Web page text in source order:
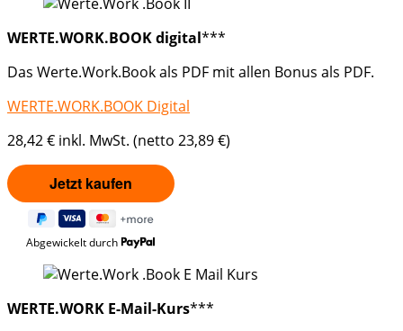
WERTE.WORK.BOOK digital***
Das Werte.Work.Book als PDF mit allen Bonus als PDF.
WERTE.WORK.BOOK Digital
28,42 € inkl. MwSt. (netto 23,89 €)
Abgewickelt durch
WERTE.WORK E-Mail-Kurs***